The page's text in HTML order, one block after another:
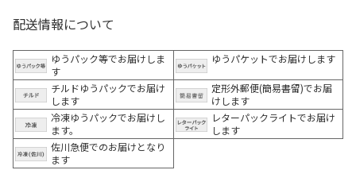
配送情報について
ゆうパック等でお届けしま
す
ゆうパケットでお届けします
チルドゆうパックでお届け
します
定形外郵便(簡易書留)でお届
けします
冷凍ゆうパックでお届けし
ます。
レターパックライトでお届け
します
佐川急便でのお届けとなり
ます